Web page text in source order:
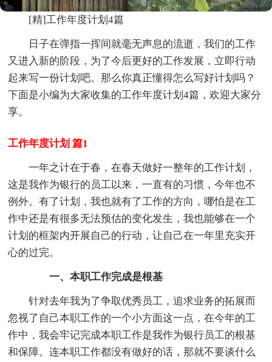
[精]工作年度计划4篇
日子在弹指一挥间就毫无声息的流逝，我们的工作
又进入新的阶段，为了今后更好的工作发展，立即行动
起来写一份计划吧。那么你真正懂得怎么写好计划吗？
下面是小编为大家收集的工作年度计划4篇，欢迎大家分
享。
工作年度计划 篇1
一年之计在于春，在春天做好一整年的工作计划，
这是我作为银行的员工以来，一直有的习惯，今年也不
例外。有了计划，我也就有了工作的方向，哪怕是在工
作中还是有很多无法预估的变化发生，我也能够在一个
计划的框架内开展自己的行动，让自己在一年里充实开
心的过完。
一、本职工作完成是根基
针对去年我为了争取优秀员工，追求业务的拓展而
忽视了自己本职工作的一个小方面这一点，在今年的工
作中，我会牢记完成本职工作是我作为银行员工的根基
和保障。连本职工作都没有做好的话，那就不要谈什么